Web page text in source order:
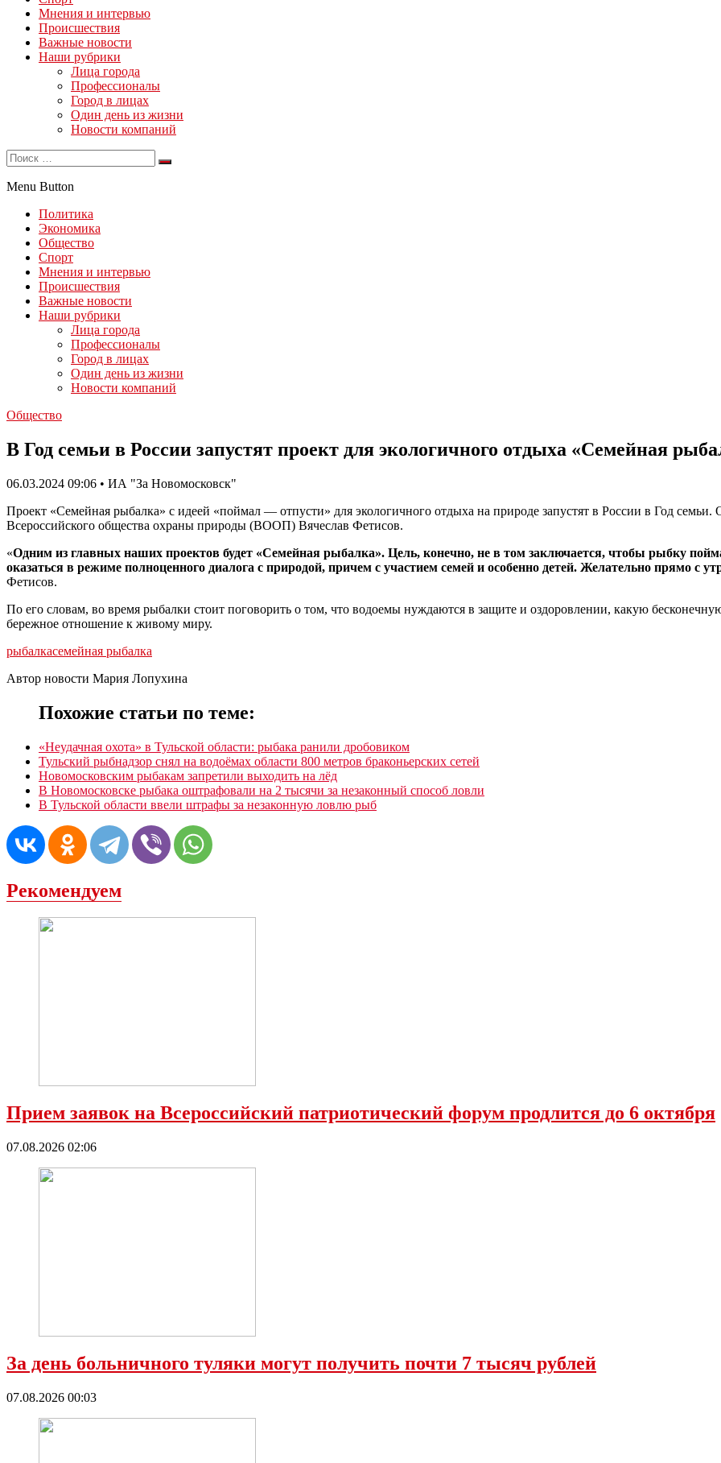
Мнения и интервью
Происшествия
Важные новости
Наши рубрики
Лица города
Профессионалы
Город в лицах
Один день из жизни
Новости компаний
Menu Button
Политика
Экономика
Общество
Спорт
Мнения и интервью
Происшествия
Важные новости
Наши рубрики
Лица города
Профессионалы
Город в лицах
Один день из жизни
Новости компаний
Общество
В Год семьи в России запустят проект для экологичного отдыха «Семейная
06.03.2024 09:06 • ИА "За Новомосковск"
Проект «Семейная рыбалка» с идеей «поймал — отпусти» для экологичного отдыха на природе запустят в России в Год
Всероссийского общества охраны природы (ВООП) Вячеслав Фетисов.
«Одним из главных наших проектов будет «Семейная рыбалка». Цель, конечно, не в том заключается, чтобы рыбку
оказаться в режиме полноценного диалога с природой, причем с участием семей и особенно детей. Желательно прямо с
Фетисов.
По его словам, во время рыбалки стоит поговорить о том, что водоемы нуждаются в защите и оздоровлении, какую
бережное отношение к живому миру.
рыбалкасемейная рыбалка
Автор новости Мария Лопухина
Похожие статьи по теме:
«Неудачная охота» в Тульской области: рыбака ранили дробовиком
Тульский рыбнадзор снял на водоёмах области 800 метров браконьерских сетей
Новомосковским рыбакам запретили выходить на лёд
В Новомосковске рыбака оштрафовали на 2 тысячи за незаконный способ ловли
В Тульской области ввели штрафы за незаконную ловлю рыб
Рекомендуем
Прием заявок на Всероссийский патриотический форум продлится до 6 октября
07.08.2026 02:06
За день больничного туляки могут получить почти 7 тысяч рублей
07.08.2026 00:03